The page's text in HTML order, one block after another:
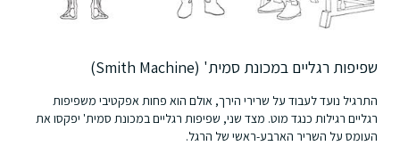
שפיפות רגליים במכונת סמית' (Smith Machine)
התרגיל נועד לעבוד על שרירי הירך, אולם הוא פחות אפקטיבי משפיפות
רגליים רגילות כנגד מוט. מצד שני, שפיפות רגליים במכונת סמית' יפקסו את
העומס על השריר הארבע-ראשי של הרגל.